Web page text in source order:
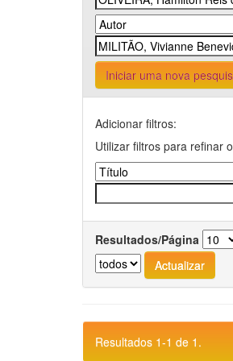
Iniciar uma nova
Adicionar filtros:
Utilizar filtros para refinar
Resultados/Página
Resultados 1-1 de 1.